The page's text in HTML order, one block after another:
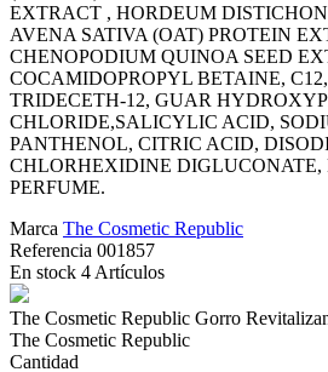
EXTRACT , HORDEUM
AVENA SATIVA (OAT) PROTEIN
CHENOPODIUM QUINOA SEED
COCAMIDOPROPYL BETAINE,
TRIDECETH-12, GUAR
CHLORIDE,SALICYLIC ACID,
PANTHENOL, CITRIC ACID,
CHLORHEXIDINE
PERFUME.
Marca The Cosmetic Republic
Referencia 001857
En stock 4 Artículos
The Cosmetic Republic Gorro
The Cosmetic Republic
Cantidad